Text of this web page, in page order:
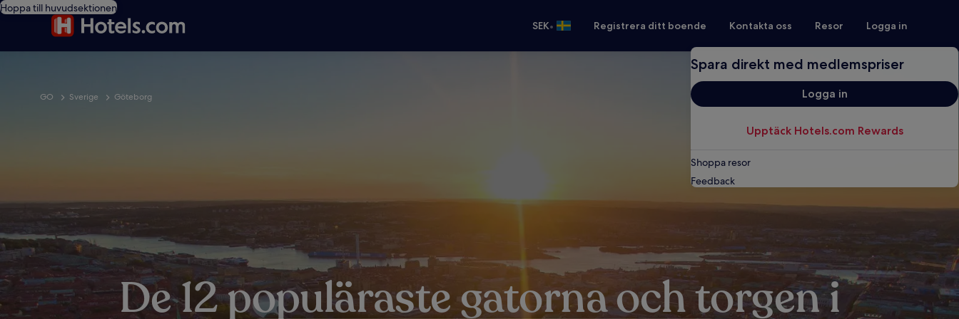
Hoppa till huvudsektionen
SEK• Registrera ditt boende Kontakta oss Resor Logga in
Spara direkt med medlemspriser
Logga in
Upptäck Hotels.com Rewards
Shoppa resor
Feedback
GO Sverige Göteborg
De 12 populäraste gatorna och torgen i